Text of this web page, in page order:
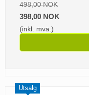
498,00 NOK
398,00 NOK
(inkl. mva.)
Utsalg